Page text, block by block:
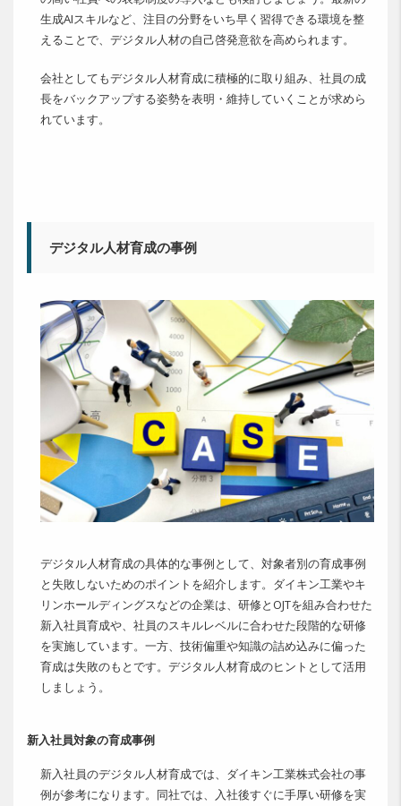
生成AIスキルなど、注目の分野をいち早く習得できる環境を整
えることで、デジタル人材の自己啓発意欲を高められます。
会社としてもデジタル人材育成に積極的に取り組み、社員の成
長をバックアップする姿勢を表明・維持していくことが求めら
れています。
デジタル人材育成の事例
デジタル人材育成の具体的な事例として、対象者別の育成事例
と失敗しないためのポイントを紹介します。ダイキン工業やキ
リンホールディングスなどの企業は、研修とOJTを組み合わせた
新入社員育成や、社員のスキルレベルに合わせた段階的な研修
を実施しています。一方、技術偏重や知識の詰め込みに偏った
育成は失敗のもとです。デジタル人材育成のヒントとして活用
しましょう。
新入社員対象の育成事例
新入社員のデジタル人材育成では、ダイキン工業株式会社の事
例が参考になります。同社では、入社後すぐに手厚い研修を実